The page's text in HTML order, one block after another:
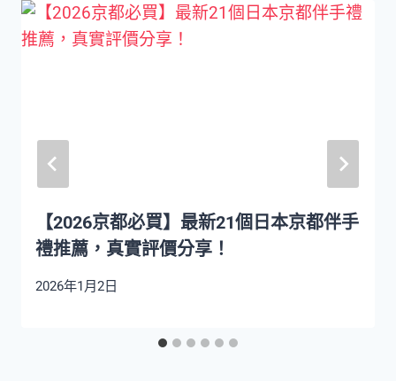
【2026京都必買】最新21個日本京都伴手
禮推薦，真實評價分享！
2026年1月2日